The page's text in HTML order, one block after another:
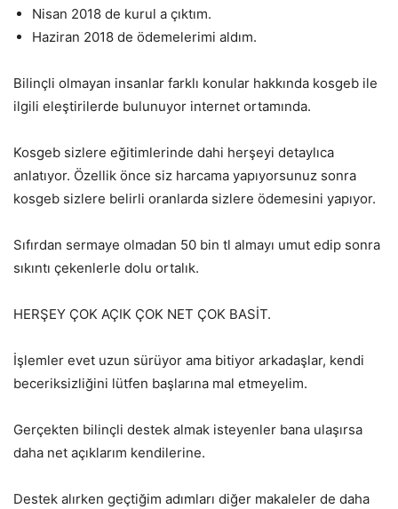
Nisan 2018 de kurul a çıktım.
Haziran 2018 de ödemelerimi aldım.
Bilinçli olmayan insanlar farklı konular hakkında kosgeb ile
ilgili eleştirilerde bulunuyor internet ortamında.
Kosgeb sizlere eğitimlerinde dahi herşeyi detaylıca
anlatıyor. Özellik önce siz harcama yapıyorsunuz sonra
kosgeb sizlere belirli oranlarda sizlere ödemesini yapıyor.
Sıfırdan sermaye olmadan 50 bin tl almayı umut edip sonra
sıkıntı çekenlerle dolu ortalık.
HERŞEY ÇOK AÇIK ÇOK NET ÇOK BASİT.
İşlemler evet uzun sürüyor ama bitiyor arkadaşlar, kendi
beceriksizliğini lütfen başlarına mal etmeyelim.
Gerçekten bilinçli destek almak isteyenler bana ulaşırsa
daha net açıklarım kendilerine.
Destek alırken geçtiğim adımları diğer makaleler de daha